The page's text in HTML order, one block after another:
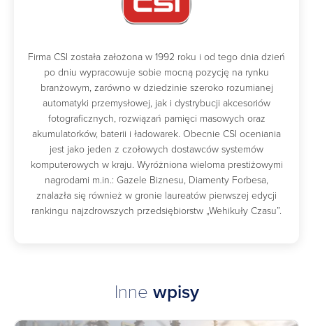
Firma CSI została założona w 1992 roku i od tego dnia dzień
po dniu wypracowuje sobie mocną pozycję na rynku
branżowym, zarówno w dziedzinie szeroko rozumianej
automatyki przemysłowej, jak i dystrybucji akcesoriów
fotograficznych, rozwiązań pamięci masowych oraz
akumulatorków, baterii i ładowarek. Obecnie CSI oceniania
jest jako jeden z czołowych dostawców systemów
komputerowych w kraju. Wyróżniona wieloma prestiżowymi
nagrodami m.in.: Gazele Biznesu, Diamenty Forbesa,
znalazła się również w gronie laureatów pierwszej edycji
rankingu najzdrowszych przedsiębiorstw „Wehikuły Czasu”.
Inne wpisy